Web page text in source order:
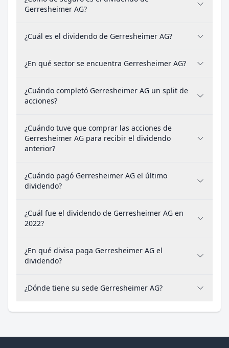
Gerresheimer AG?
¿Cuál es el dividendo de Gerresheimer AG?
¿En qué sector se encuentra Gerresheimer AG?
¿Cuándo completó Gerresheimer AG un split de
acciones?
¿Cuándo tuve que comprar las acciones de
Gerresheimer AG para recibir el dividendo
anterior?
¿Cuándo pagó Gerresheimer AG el último
dividendo?
¿Cuál fue el dividendo de Gerresheimer AG en
2022?
¿En qué divisa paga Gerresheimer AG el
dividendo?
¿Dónde tiene su sede Gerresheimer AG?